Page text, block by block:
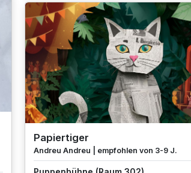
Papiertiger
Andreu Andreu | empfohlen von 3-9 J.